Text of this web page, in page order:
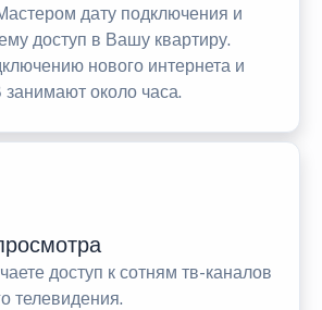
дату подключения и
доступ в Вашу квартиру.
нового интернета и
около часа.
доступ к сотням тв-каналов
телевидения.